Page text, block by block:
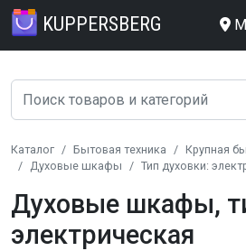
KUPPERSBERG
Каталог Бытовая техника
Крупная
Духовые шкафы
Тип духовки:
Духовые шкафы,
электрическая